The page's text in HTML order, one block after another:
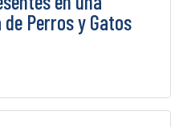
Perros y Gatos